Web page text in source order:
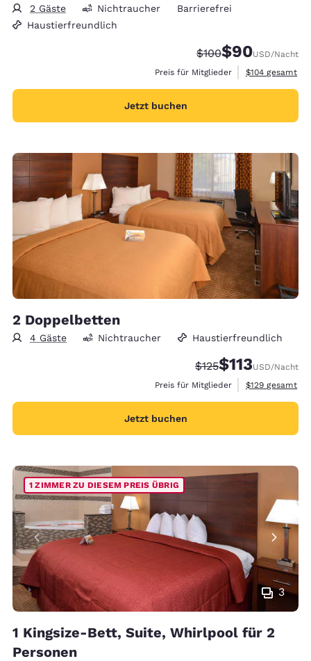
2 Gäste Nichtraucher
Barrierefrei
Haustierfreundlich
Durchgestrichener
$100Vergünstigter
$90USD/Nacht
Preis für Mitglieder
Geschätzte
$104 gesamt
Jetzt buchen
2 Doppelbetten
4 Gäste Nichtraucher Haustierfreundlich
Durchgestrichener
$125Vergünstigter
$113USD/Nacht
Preis für Mitglieder
Geschätzte
$129 gesamt
Jetzt buchen
3
1 ZIMMER ZU DIESEM PREIS ÜBRIG
1 Kingsize-Bett, Suite, Whirlpool für 2
Personen